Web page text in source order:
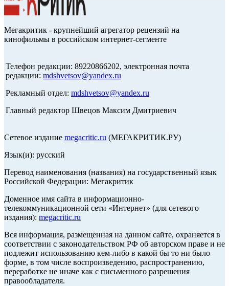
Мегакритик - крупнейший агрегатор рецензий на
кинофильмы в российском интернет-сегменте
Телефон редакции: 89220866202, электронная почта
редакции: mdshvetsov@yandex.ru
Рекламный отдел: mdshvetsov@yandex.ru
Главный редактор Швецов Максим Дмитриевич
Сетевое издание megacritic.ru (МЕГАКРИТИК.РУ)
Язык(и): русский
Перевод наименования (названия) на государственный язык
Российской Федерации: Мегакритик
Доменное имя сайта в информационно-
телекоммуникационной сети «Интернет» (для сетевого
издания): megacritic.ru
Вся информация, размещенная на данном сайте, охраняется в
соответствии с законодательством РФ об авторском праве и не
подлежит использованию кем-либо в какой бы то ни было
форме, в том числе воспроизведению, распространению,
переработке не иначе как с письменного разрешения
правообладателя.